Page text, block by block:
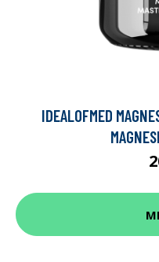
IDEALOFMED